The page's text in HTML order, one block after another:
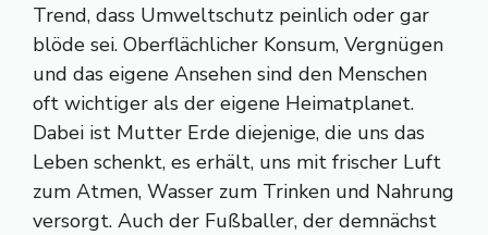
Trend, dass Umweltschutz peinlich oder gar
blöde sei. Oberflächlicher Konsum, Vergnügen
und das eigene Ansehen sind den Menschen
oft wichtiger als der eigene Heimatplanet.
Dabei ist Mutter Erde diejenige, die uns das
Leben schenkt, es erhält, uns mit frischer Luft
zum Atmen, Wasser zum Trinken und Nahrung
versorgt. Auch der Fußballer, der demnächst